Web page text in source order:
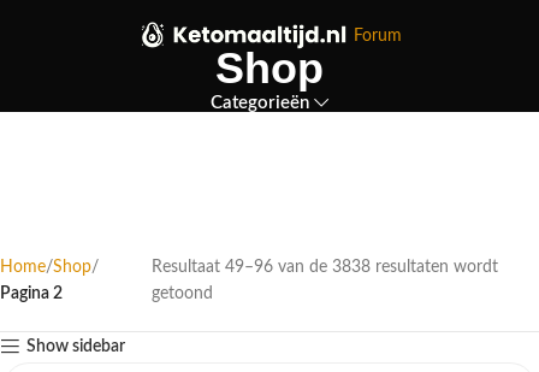
Forum
Shop
Categorieën
Home Shop
Pagina 2
Resultaat 49–96 van de 3838 resultaten wordt
getoond
Show sidebar